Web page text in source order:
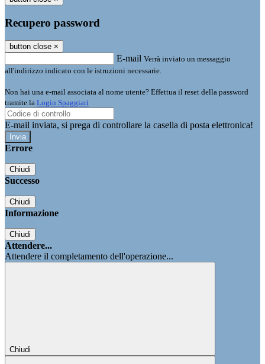
Recupero password
button close ×
E-mail Verrà inviato un messaggio
all'indirizzo indicato con le istruzioni necessarie.
Non hai una e-mail associata al nome utente? Effettua il reset della password
tramite la Login Spaggiari
E-mail inviata, si prega di controllare la casella di posta elettronica!
Errore
Chiudi
Successo
Chiudi
Informazione
Chiudi
Attendere...
Attendere il completamento dell'operazione...
Chiudi